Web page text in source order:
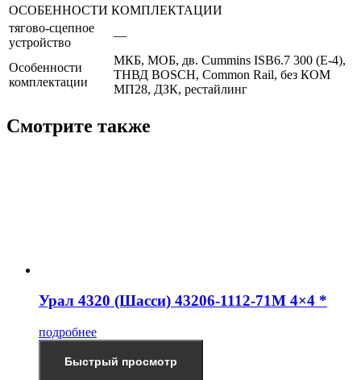
ОСОБЕННОСТИ КОМПЛЕКТАЦИИ
тягово-сцепное
устройство
—
Особенности
комплектации
МКБ, МОБ, дв. Cummins ISB6.7 300 (Е-4),
ТНВД BOSCH, Common Rail, без КОМ
МП28, ДЗК, рестайлинг
Смотрите также
Урал 4320 (Шасси) 43206-1112-71М 4×4 *
подробнее
Быстрый просмотр